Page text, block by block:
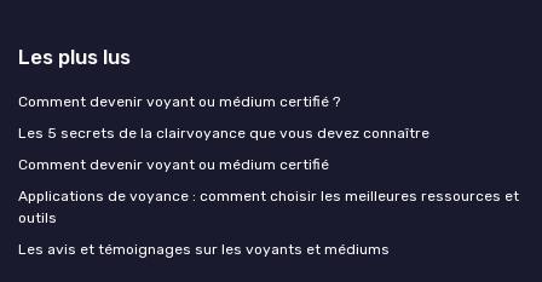
Les plus lus
Comment devenir voyant ou médium certifié ?
Les 5 secrets de la clairvoyance que vous devez connaître
Comment devenir voyant ou médium certifié
Applications de voyance : comment choisir les meilleures ressources et
outils
Les avis et témoignages sur les voyants et médiums